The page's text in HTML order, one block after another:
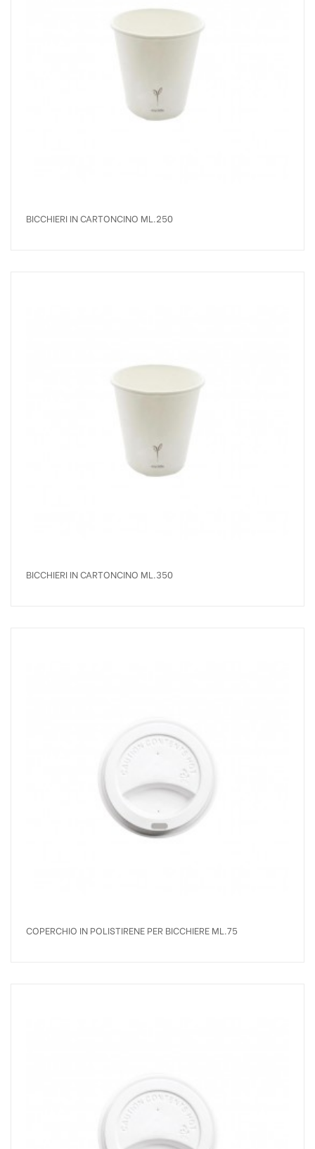
BICCHIERI IN CARTONCINO ML.250
BICCHIERI IN CARTONCINO ML.350
COPERCHIO IN POLISTIRENE PER BICCHIERE ML.75